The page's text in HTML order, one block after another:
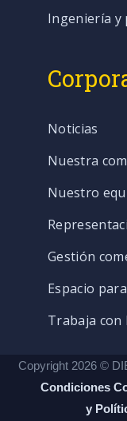
Ingeniería y
Noticias
Nuestra
Nuestro
Gestión
Espacio
Trabaja
Copyright 2026 ©
Condiciones
y